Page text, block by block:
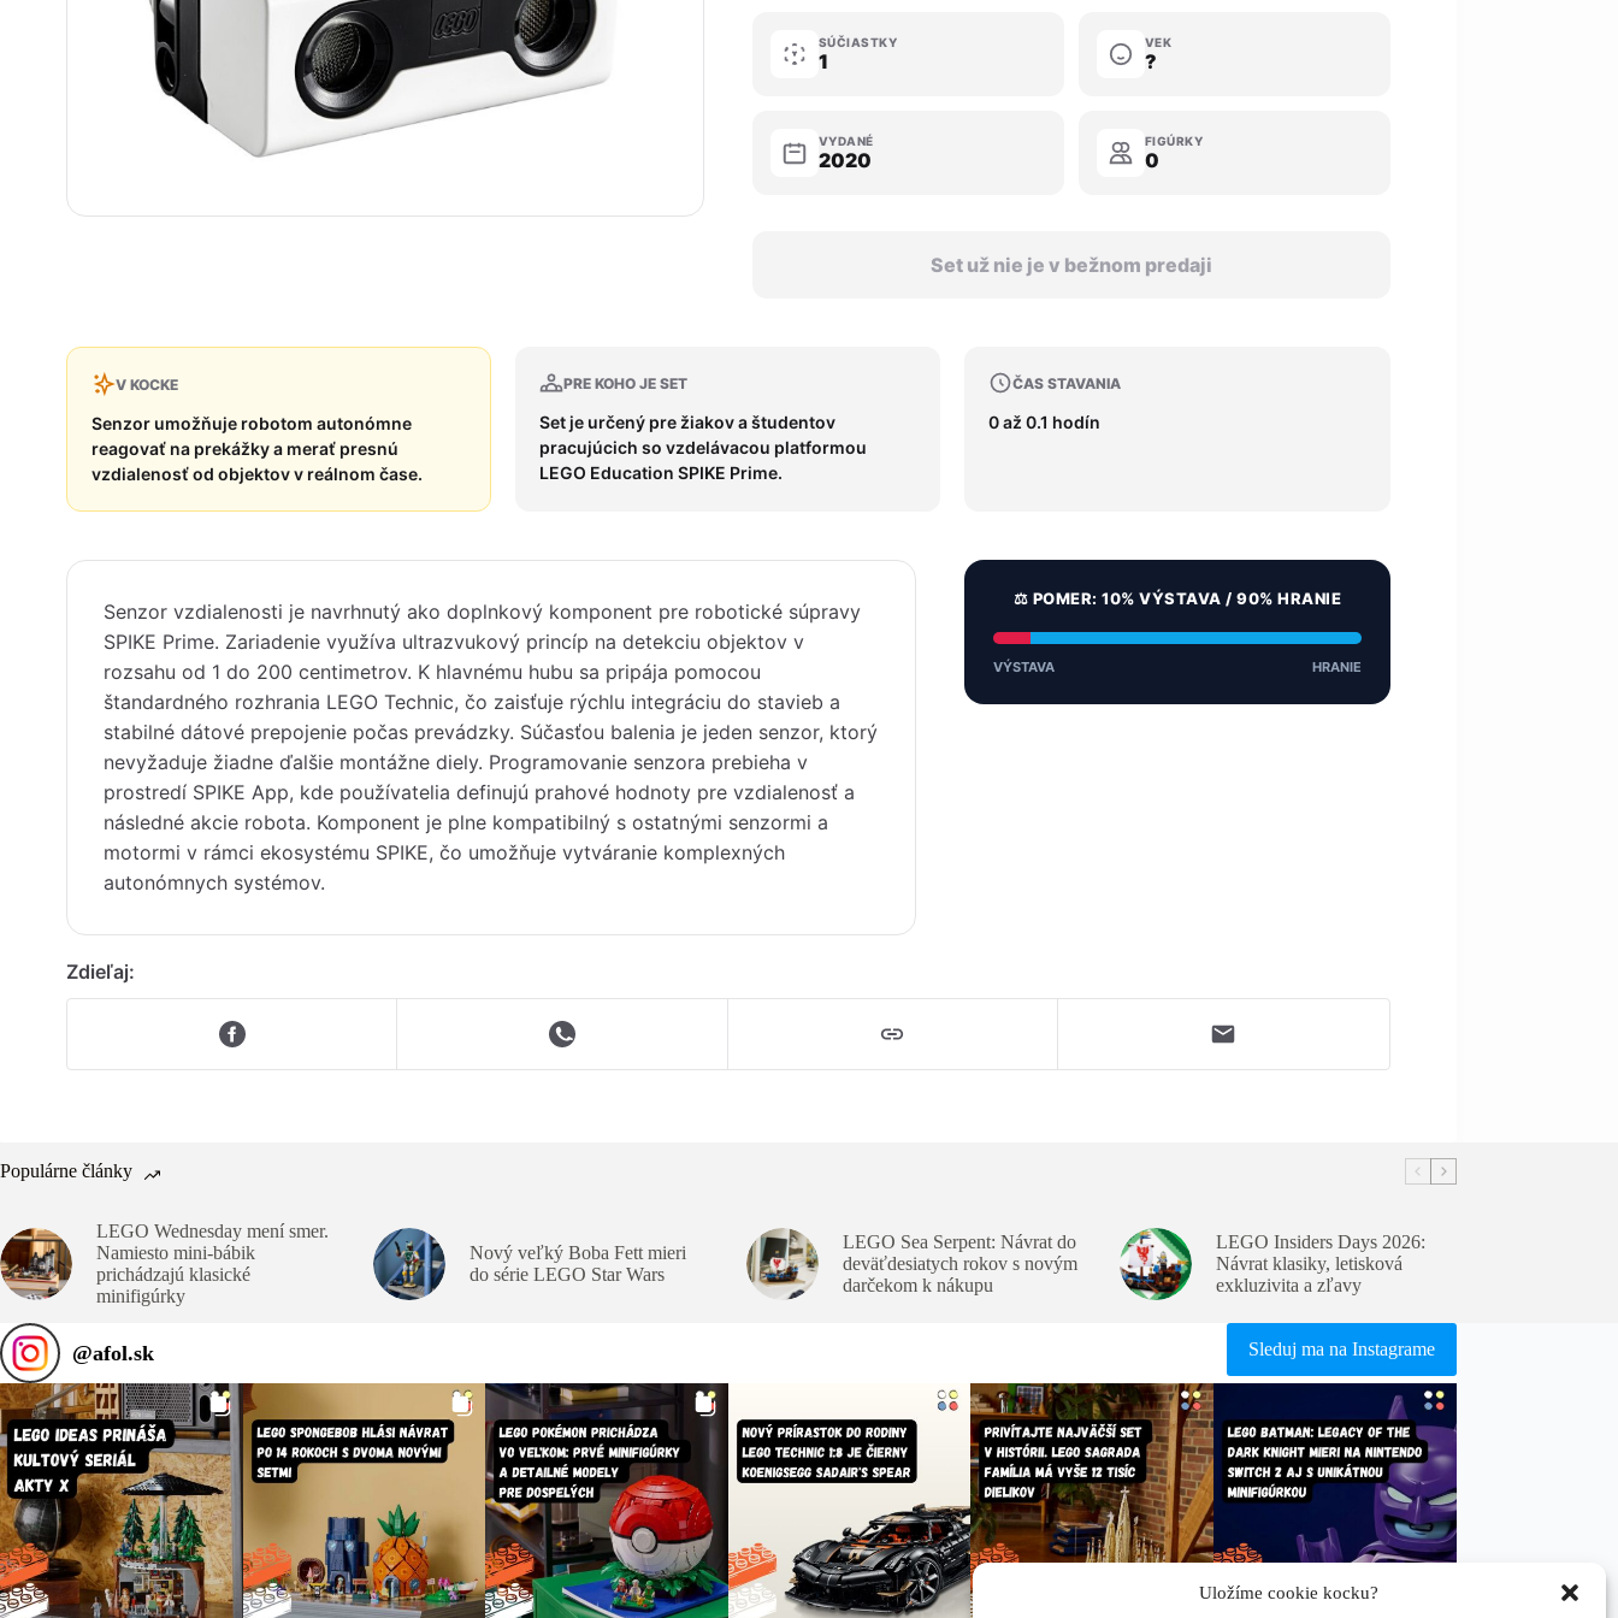
Uložíme cookie kocku?
SÚČIASTKY
1
VEK
?
VYDANÉ
2020
FIGÚRKY
0
Set už nie je v bežnom predaji
V KOCKE
Senzor umožňuje robotom autonómne
reagovať na prekážky a merať presnú
vzdialenosť od objektov v reálnom čase.
PRE KOHO JE SET
Set je určený pre žiakov a študentov
pracujúcich so vzdelávacou platformou
LEGO Education SPIKE Prime.
ČAS STAVANIA
0 až 0.1 hodín
Senzor vzdialenosti je navrhnutý ako doplnkový komponent pre robotické súpravy
SPIKE Prime. Zariadenie využíva ultrazvukový princíp na detekciu objektov v
rozsahu od 1 do 200 centimetrov. K hlavnému hubu sa pripája pomocou
štandardného rozhrania LEGO Technic, čo zaisťuje rýchlu integráciu do stavieb a
stabilné dátové prepojenie počas prevádzky. Súčasťou balenia je jeden senzor, ktorý
nevyžaduje žiadne ďalšie montážne diely. Programovanie senzora prebieha v
prostredí SPIKE App, kde používatelia definujú prahové hodnoty pre vzdialenosť a
následné akcie robota. Komponent je plne kompatibilný s ostatnými senzormi a
motormi v rámci ekosystému SPIKE, čo umožňuje vytváranie komplexných
autonómnych systémov.
⚖️ POMER: 10% VÝSTAVA / 90% HRANIE
VÝSTAVA HRANIE
Zdieľaj:
Populárne články
LEGO Wednesday mení smer.
Namiesto mini-bábik
prichádzajú klasické
minifigúrky
Nový veľký Boba Fett mieri
do série LEGO Star Wars
LEGO Sea Serpent: Návrat do
deväťdesiatych rokov s novým
darčekom k nákupu
LEGO Insiders Days 2026:
Návrat klasiky, letisková
exkluzivita a zľavy
@afol.sk Sleduj ma na Instagrame